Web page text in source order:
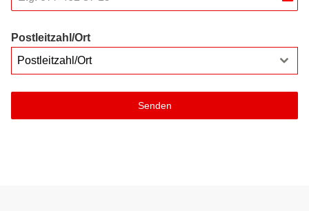
Postleitzahl/Ort
Postleitzahl/Ort
Senden